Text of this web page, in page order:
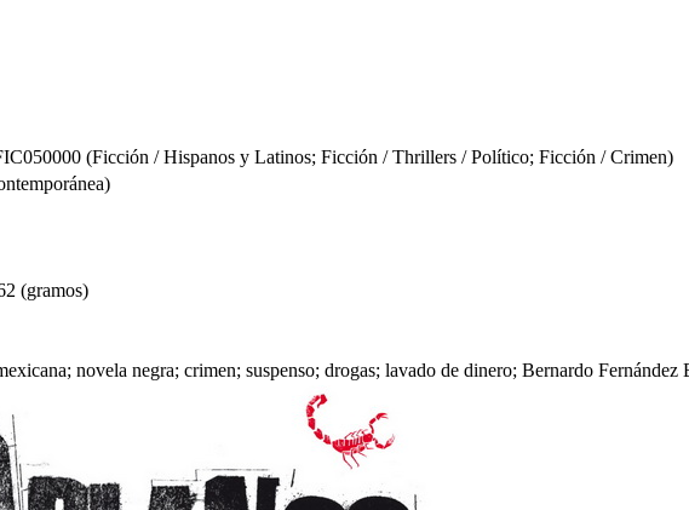
(Ficción / Hispanos y Latinos; Ficción / Thrillers / Político; Ficción / Crimen)
(gramos)
novela negra; crimen; suspenso; drogas; lavado de dinero; Bernardo Fernández